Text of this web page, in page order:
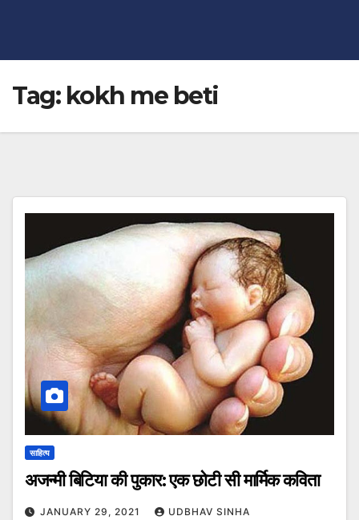
Tag: kokh me beti
साहित्य
अजन्मी बिटिया की पुकार: एक छोटी सी मार्मिक कविता
JANUARY 29, 2021 UDBHAV SINHA